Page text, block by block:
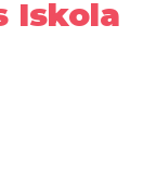
Iskola